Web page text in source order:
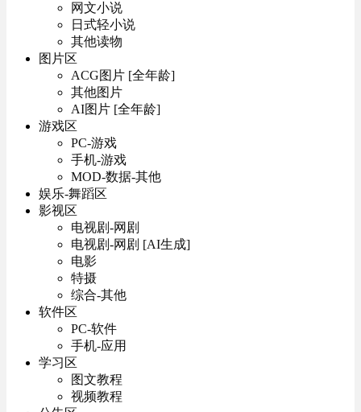
网文小说
日式轻小说
其他读物
图片区
ACG图片 [全年龄]
其他图片
AI图片 [全年龄]
游戏区
PC-游戏
手机-游戏
MOD-数据-其他
娱乐-舞蹈区
影视区
电视剧-网剧
电视剧-网剧 [AI生成]
电影
特摄
综合-其他
软件区
PC-软件
手机-应用
学习区
图文教程
视频教程